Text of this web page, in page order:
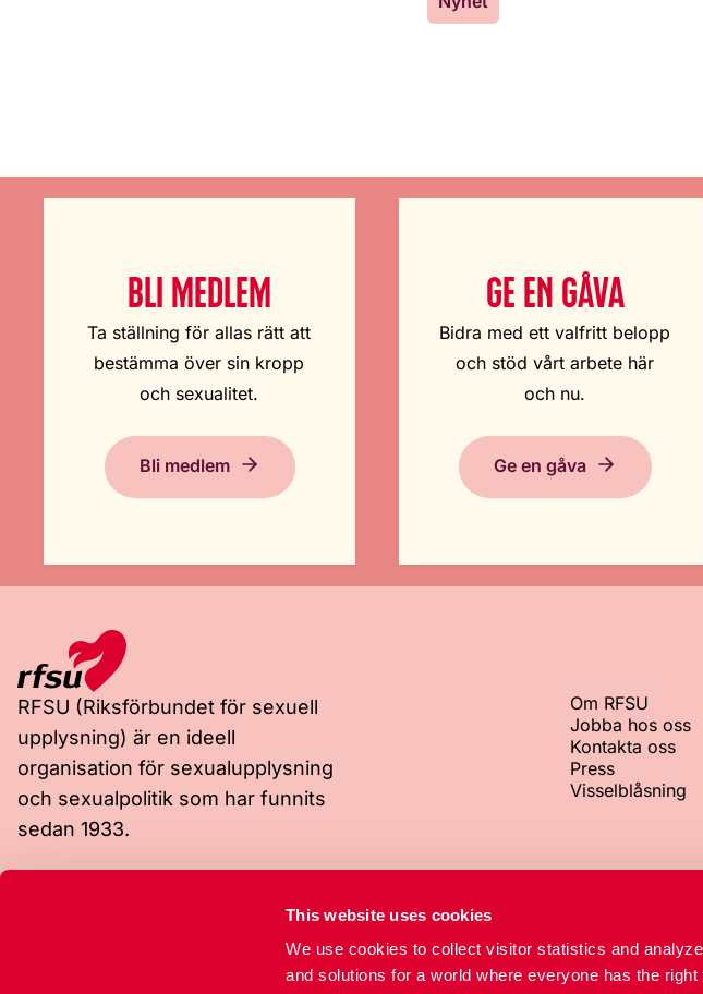
This website uses cookies
We use cookies to collect visitor statistics and
and solutions for a world where everyone has the
BLI MEDLEM
Ta ställning för allas rätt att
bestämma över sin kropp
och sexualitet.
Bli medlem
GE EN GÅVA
Bidra med ett valfritt belopp
och stöd vårt arbete här
och nu.
Ge en gåva
RFSU (Riksförbundet för sexuell
upplysning) är en ideell
organisation för sexualupplysning
och sexualpolitik som har funnits
sedan 1933.
Om RFSU
Jobba hos oss
Kontakta oss
Press
Visselblåsning
Box 4331
102 67 Stockholm
RFSU-
+46 8 692